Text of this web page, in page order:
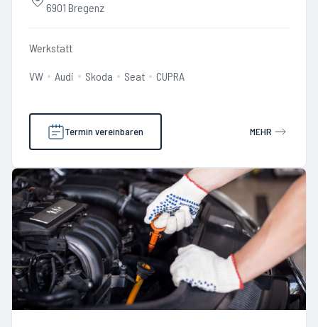
6901 Bregenz
Werkstatt
VW Audi Skoda Seat CUPRA
Termin vereinbaren MEHR